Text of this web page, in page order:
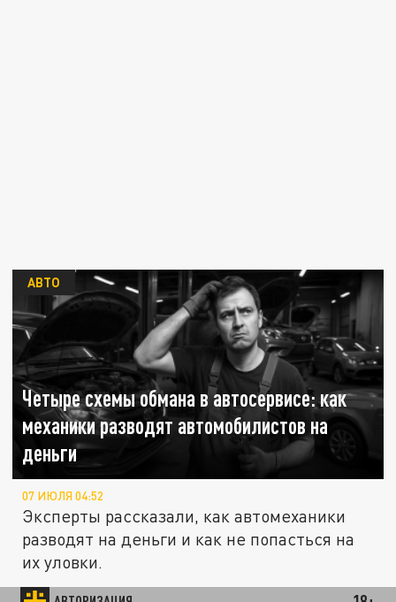
Четыре схемы обмана в автосервисе: как
механики разводят автомобилистов на
деньги
АВТО
07 ИЮЛЯ 04:52
Эксперты рассказали, как автомеханики
разводят на деньги и как не попасться на
их уловки.